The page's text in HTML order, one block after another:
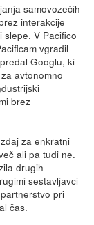
samovozečih
interakcije
slepe. V Pacifico
vgradil
Googlu, ki
avtonomno
brez
za enkratni
ali pa tudi ne.
drugih
sestavljavci
pri
čas.